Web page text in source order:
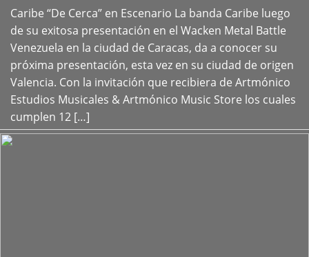
Caribe “De Cerca” en Escenario La banda Caribe luego
de su exitosa presentación en el Wacken Metal Battle
Venezuela en la ciudad de Caracas, da a conocer su
próxima presentación, esta vez en su ciudad de origen
Valencia. Con la invitación que recibiera de Artmónico
Estudios Musicales & Artmónico Music Store los cuales
cumplen 12 […]
+